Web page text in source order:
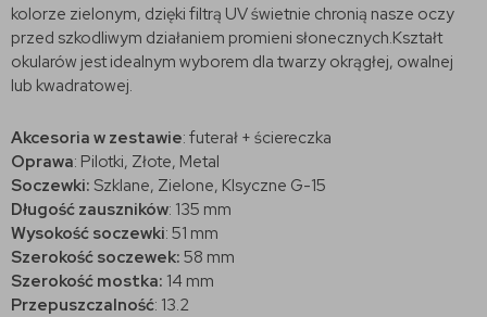
kolorze zielonym, dzięki filtrą UV świetnie chronią nasze oczy
przed szkodliwym działaniem promieni słonecznych.Kształt
okularów jest idealnym wyborem dla twarzy okrągłej, owalnej
lub kwadratowej.
Akcesoria w zestawie: futerał + ściereczka
Oprawa: Pilotki, Złote, Metal
Soczewki: Szklane, Zielone, Klsyczne G-15
Długość zauszników: 135 mm
Wysokość soczewki: 51 mm
Szerokość soczewek: 58 mm
Szerokość mostka: 14 mm
Przepuszczalność: 13.2